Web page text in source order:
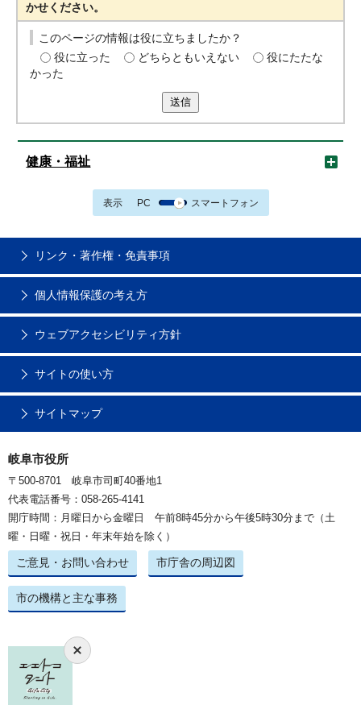
かせください。
このページの情報は役に立ちましたか？
役に立った
どちらともいえない
役にたたな
かった
送信
健康・福祉
表示 PC スマートフォン
リンク・著作権・免責事項
個人情報保護の考え方
ウェブアクセシビリティ方針
サイトの使い方
サイトマップ
岐阜市役所
〒500-8701 岐阜市司町40番地1
代表電話番号：058-265-4141
開庁時間：月曜日から金曜日 午前8時45分から午後5時30分まで（土
曜・日曜・祝日・年末年始を除く）
ご意見・お問い合わせ 市庁舎の周辺図
市の機構と主な事務